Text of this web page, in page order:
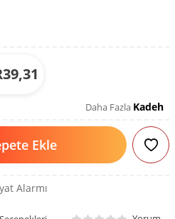
39,31
Daha Fazla Kadeh
Ekle
Alarmı